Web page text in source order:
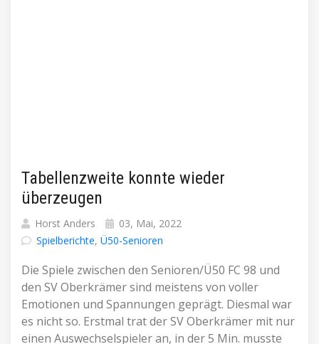
Tabellenzweite konnte wieder
überzeugen
Horst Anders
03, Mai, 2022
Spielberichte, Ü50-Senioren
Die Spiele zwischen den Senioren/Ü50 FC 98 und
den SV Oberkrämer sind meistens von voller
Emotionen und Spannungen geprägt. Diesmal war
es nicht so. Erstmal trat der SV Oberkrämer mit nur
einen Auswechselspieler an, in der 5 Min. musste